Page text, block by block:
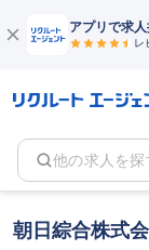
アプリで求
レ
他の求人を探
朝日綜合株式